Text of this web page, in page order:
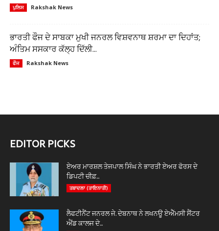
ਪੁਲਿਸ Rakshak News
ਭਾਰਤੀ ਫੌਜ ਦੇ ਸਾਬਕਾ ਮੁਖੀ ਜਨਰਲ ਵਿਸ਼ਵਨਾਥ ਸ਼ਰਮਾ ਦਾ ਦਿਹਾਂਤ;
ਅੰਤਿਮ ਸਸਕਾਰ ਕੱਲ੍ਹ ਦਿੱਲੀ...
ਫੌਜ Rakshak News
EDITOR PICKS
ਏਅਰ ਮਾਰਸ਼ਲ ਤੇਜਪਾਲ ਸਿੰਘ ਨੇ ਭਾਰਤੀ ਏਅਰ ਫੋਰਸ ਦੇ
ਡਿਪਟੀ ਚੀਫ਼...
ਤਬਾਦਲਾ (ਤਾਇਨਾਤੀ)
ਲੈਫਟੀਨੈਂਟ ਜਨਰਲ ਜੇ. ਦੇਬਨਾਥ ਨੇ ਲਖਨਊ ਏਐੱਮਸੀ ਸੈਂਟਰ
ਐਂਡ ਕਾਲਜ ਦੇ...